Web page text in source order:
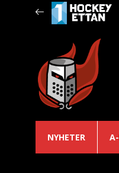
NYHETER